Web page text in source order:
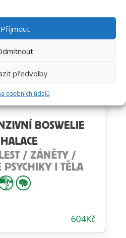
Příjmout
předvolby
osobních údajů
BOSWELIE
/ ZÁNĚTY /
PSYCHIKY I TĚLA
604Kč